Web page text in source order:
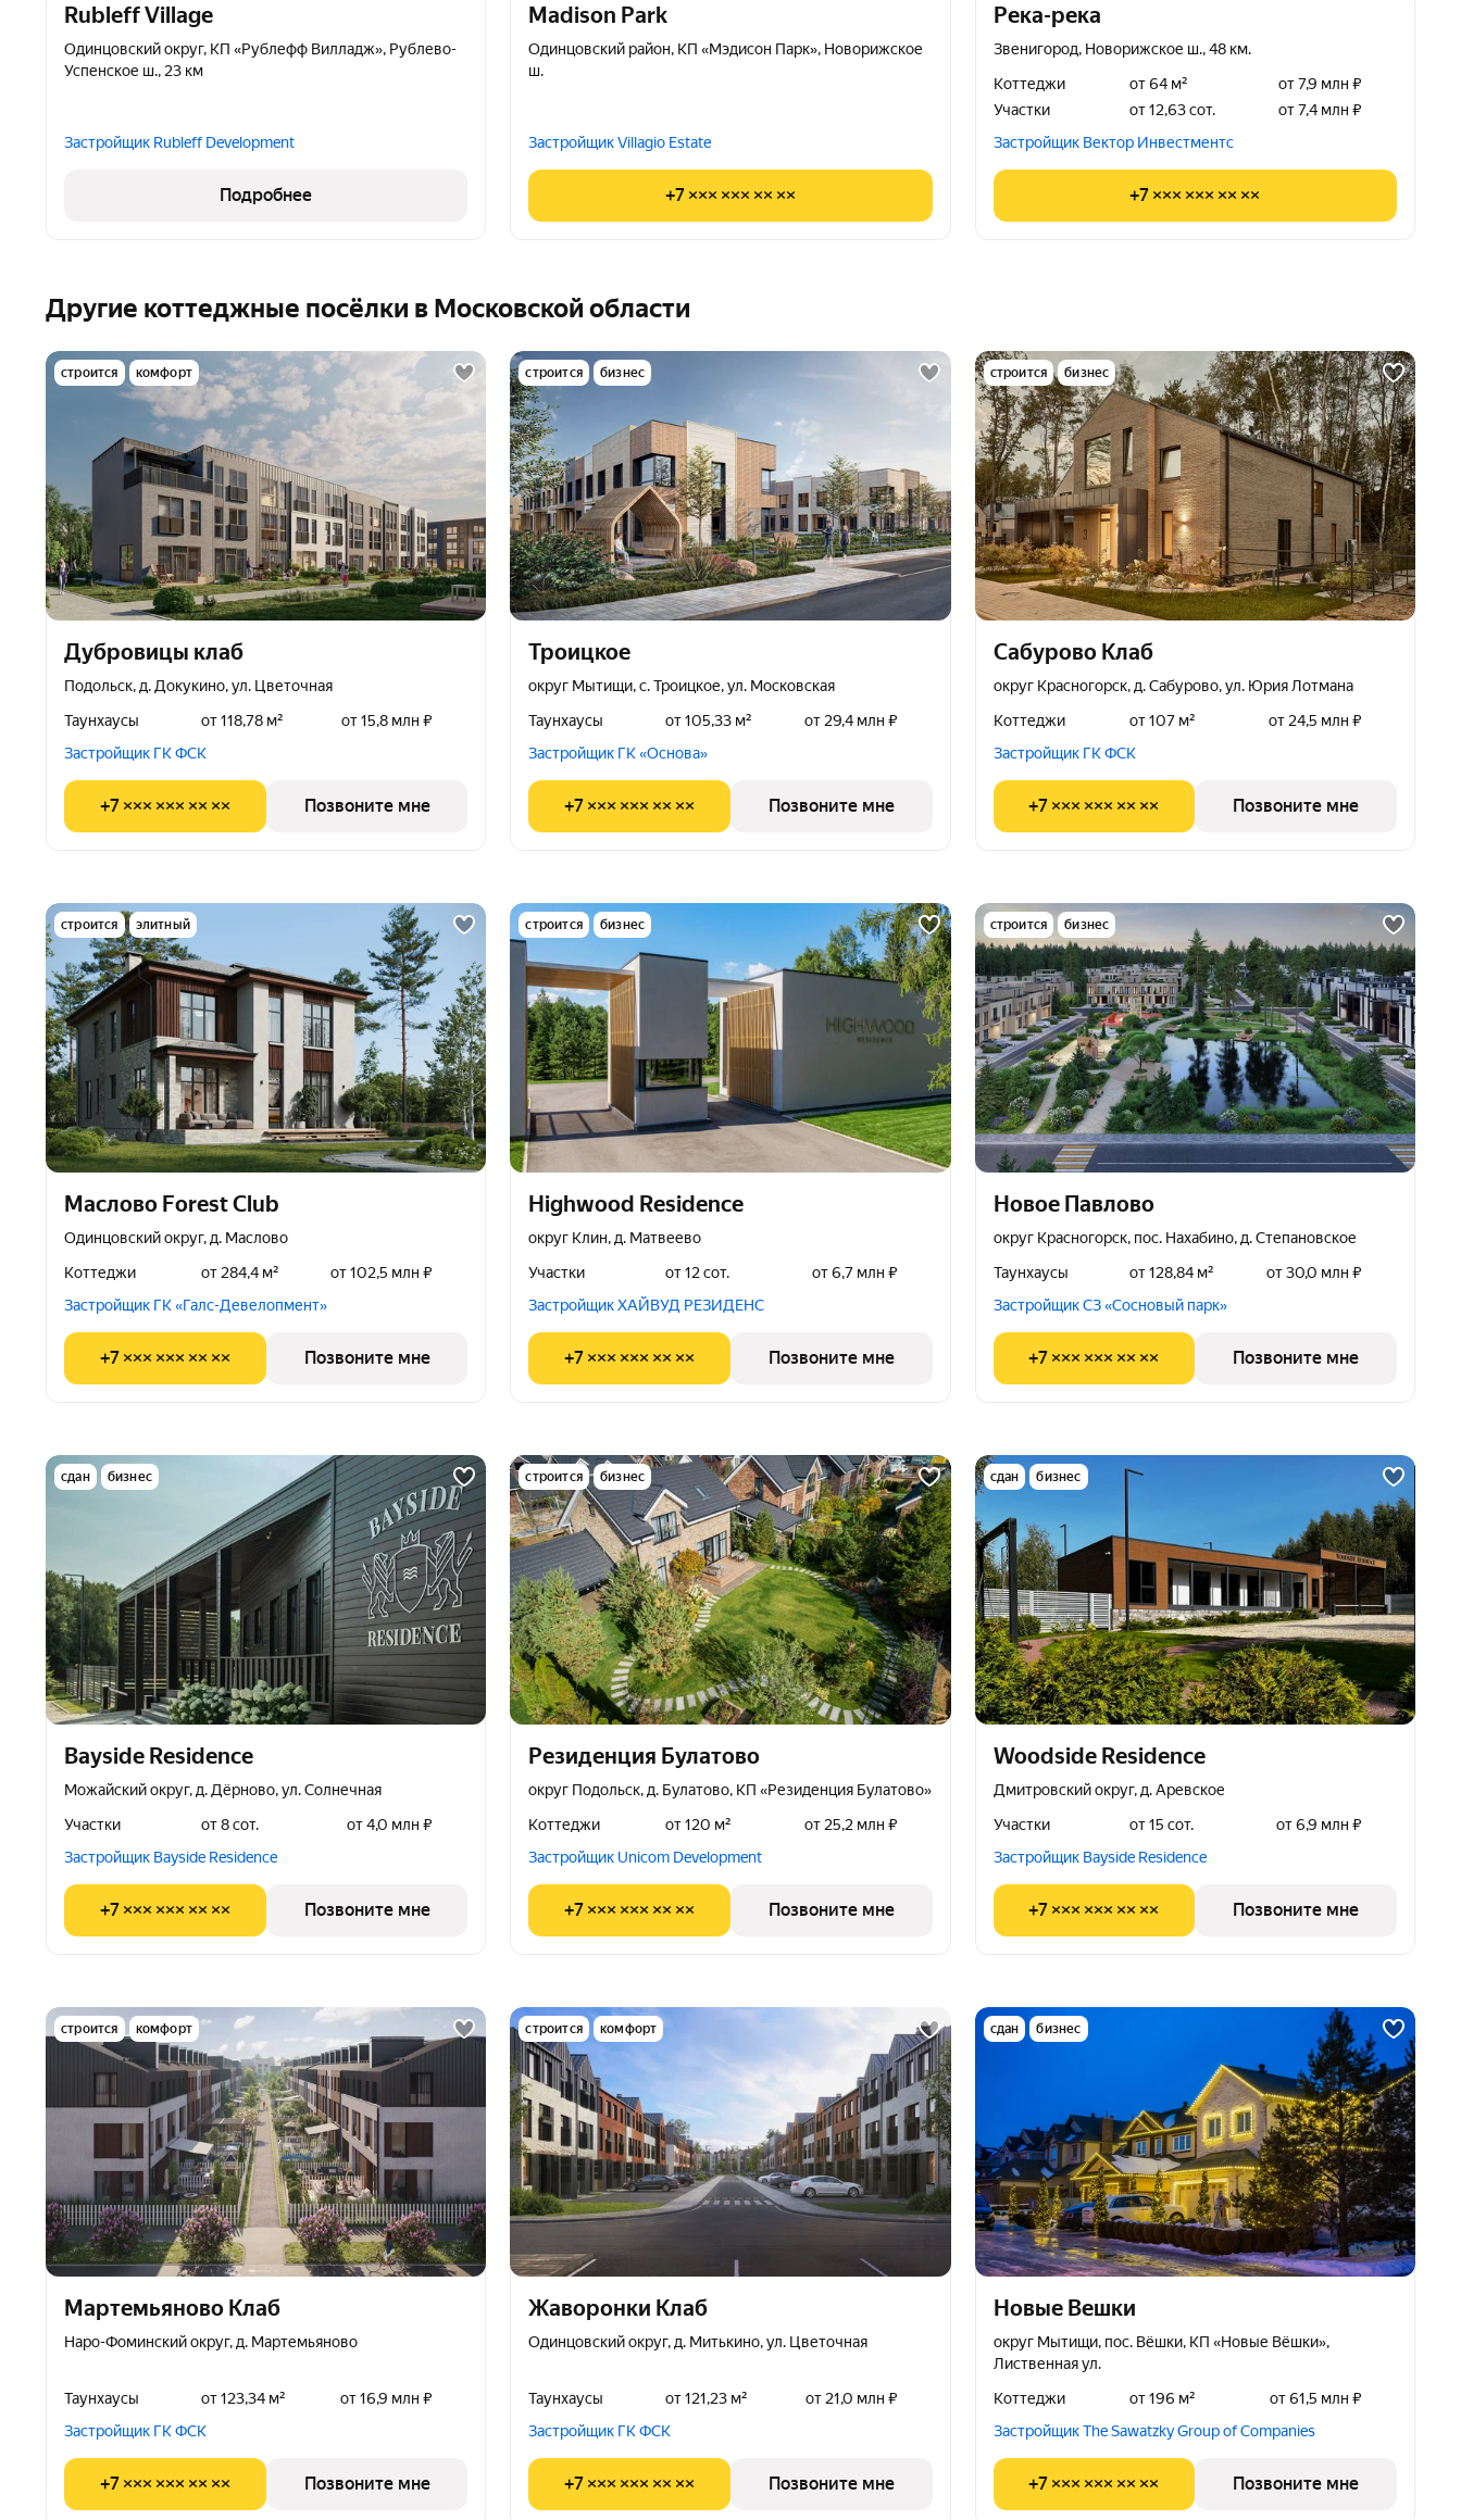
Rubleff Village
Одинцовский округ, КП «Рублефф Вилладж», Рублево-
Успенское ш., 23 км
Застройщик Rubleff Development
Подробнее
Madison Park
Одинцовский район, КП «Мэдисон Парк», Новорижское
ш.
Застройщик Villagio Estate
+7 ××× ××× ×× ××
Река-река
Звенигород, Новорижское ш., 48 км.
Коттеджи
от 64 м²
от 7,9 млн ₽
Участки
от 12,63 сот.
от 7,4 млн ₽
Застройщик Вектор Инвестментс
+7 ××× ××× ×× ××
Другие коттеджные посёлки в Московской области
строится комфорт
Дубровицы клаб
Подольск, д. Докукино, ул. Цветочная
Таунхаусы
от 118,78 м²
от 15,8 млн ₽
Застройщик ГК ФСК
+7 ××× ××× ×× ×× Позвоните мне
строится бизнес
Троицкое
округ Мытищи, с. Троицкое, ул. Московская
Таунхаусы
от 105,33 м²
от 29,4 млн ₽
Застройщик ГК «Основа»
+7 ××× ××× ×× ×× Позвоните мне
строится бизнес
Сабурово Клаб
округ Красногорск, д. Сабурово, ул. Юрия Лотмана
Коттеджи
от 107 м²
от 24,5 млн ₽
Застройщик ГК ФСК
+7 ××× ××× ×× ×× Позвоните мне
строится элитный
Маслово Forest Club
Одинцовский округ, д. Маслово
Коттеджи
от 284,4 м²
от 102,5 млн ₽
Застройщик ГК «Галс-Девелопмент»
+7 ××× ××× ×× ×× Позвоните мне
строится бизнес
Highwood Residence
округ Клин, д. Матвеево
Участки
от 12 сот.
от 6,7 млн ₽
Застройщик ХАЙВУД РЕЗИДЕНС
+7 ××× ××× ×× ×× Позвоните мне
строится бизнес
Новое Павлово
округ Красногорск, пос. Нахабино, д. Степановское
Таунхаусы
от 128,84 м²
от 30,0 млн ₽
Застройщик СЗ «Сосновый парк»
+7 ××× ××× ×× ×× Позвоните мне
сдан бизнес
Bayside Residence
Можайский округ, д. Дёрново, ул. Солнечная
Участки
от 8 сот.
от 4,0 млн ₽
Застройщик Bayside Residence
+7 ××× ××× ×× ×× Позвоните мне
строится бизнес
Резиденция Булатово
округ Подольск, д. Булатово, КП «Резиденция Булатово»
Коттеджи
от 120 м²
от 25,2 млн ₽
Застройщик Unicom Development
+7 ××× ××× ×× ×× Позвоните мне
сдан бизнес
Woodside Residence
Дмитровский округ, д. Аревское
Участки
от 15 сот.
от 6,9 млн ₽
Застройщик Bayside Residence
+7 ××× ××× ×× ×× Позвоните мне
строится комфорт
Мартемьяново Клаб
Наро-Фоминский округ, д. Мартемьяново
Таунхаусы от 123,34 м²
от 16,9 млн ₽
Застройщик ГК ФСК
+7 ××× ××× ×× ×× Позвоните мне
строится комфорт
Жаворонки Клаб
Одинцовский округ, д. Митькино, ул. Цветочная
Таунхаусы от 121,23 м²
от 21,0 млн ₽
Застройщик ГК ФСК
+7 ××× ××× ×× ×× Позвоните мне
сдан бизнес
Новые Вешки
округ Мытищи, пос. Вёшки, КП «Новые Вёшки»,
Лиственная ул.
Коттеджи
от 196 м²
от 61,5 млн ₽
Застройщик The Sawatzky Group of Companies
+7 ××× ××× ×× ×× Позвоните мне